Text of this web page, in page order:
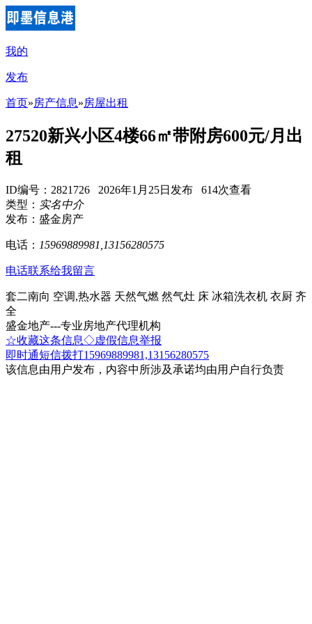
我的
发布
首页»房产信息»房屋出租
27520新兴小区4楼66㎡带附房600元/月出
租
ID编号：2821726 2026年1月25日发布 614次查看
类型： 实名中介
发布：盛金房产
电话： 15969889981,13156280575
电话联系给我留言
套二南向 空调,热水器 天然气燃 然气灶 床 冰箱洗衣机 衣厨 齐
全
盛金地产---专业房地产代理机构
☆收藏这条信息◇虚假信息举报
即时通短信拨打15969889981,13156280575
该信息由用户发布，内容中所涉及承诺均由用户自行负责